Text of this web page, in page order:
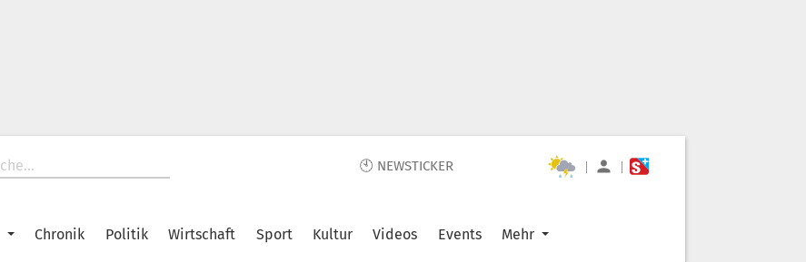
🕙 NEWSTICKER | |
Chronik Politik Wirtschaft Sport Kultur Videos Events Mehr